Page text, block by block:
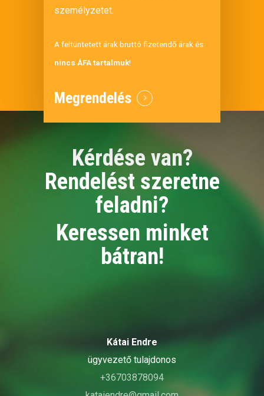
személyzetet.
A feltüntetett árak bruttó fizetendő árak és
nincs ÁFA tartalmuk!
Megrendelés
Kérdése van?
Rendelést szeretne
feladni?
Keressen minket
bátran!
Kátai Endre
ügyvezető tulajdonos
+36703878094